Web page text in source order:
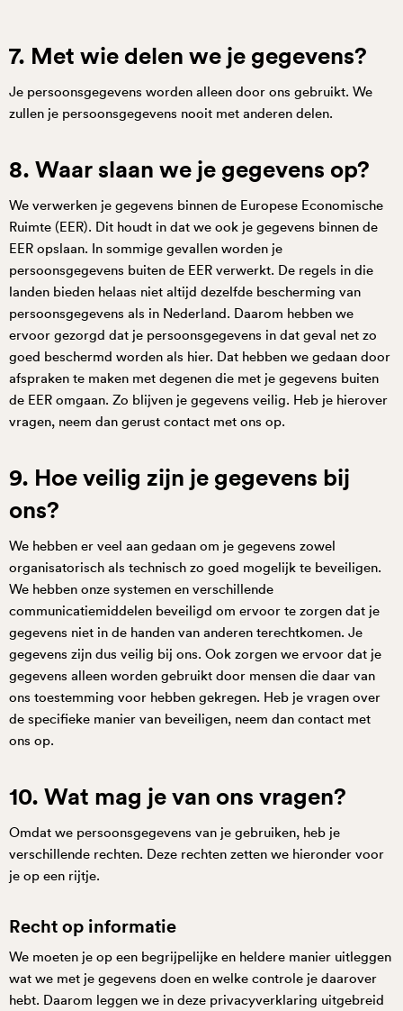
7. Met wie delen we je gegevens?
Je persoonsgegevens worden alleen door ons gebruikt. We
zullen je persoonsgegevens nooit met anderen delen.
8. Waar slaan we je gegevens op?
We verwerken je gegevens binnen de Europese Economische
Ruimte (EER). Dit houdt in dat we ook je gegevens binnen de
EER opslaan. In sommige gevallen worden je
persoonsgegevens buiten de EER verwerkt. De regels in die
landen bieden helaas niet altijd dezelfde bescherming van
persoonsgegevens als in Nederland. Daarom hebben we
ervoor gezorgd dat je persoonsgegevens in dat geval net zo
goed beschermd worden als hier. Dat hebben we gedaan door
afspraken te maken met degenen die met je gegevens buiten
de EER omgaan. Zo blijven je gegevens veilig. Heb je hierover
vragen, neem dan gerust contact met ons op.
9. Hoe veilig zijn je gegevens bij
ons?
We hebben er veel aan gedaan om je gegevens zowel
organisatorisch als technisch zo goed mogelijk te beveiligen.
We hebben onze systemen en verschillende
communicatiemiddelen beveiligd om ervoor te zorgen dat je
gegevens niet in de handen van anderen terechtkomen. Je
gegevens zijn dus veilig bij ons. Ook zorgen we ervoor dat je
gegevens alleen worden gebruikt door mensen die daar van
ons toestemming voor hebben gekregen. Heb je vragen over
de specifieke manier van beveiligen, neem dan contact met
ons op.
10. Wat mag je van ons vragen?
Omdat we persoonsgegevens van je gebruiken, heb je
verschillende rechten. Deze rechten zetten we hieronder voor
je op een rijtje.
Recht op informatie
We moeten je op een begrijpelijke en heldere manier uitleggen
wat we met je gegevens doen en welke controle je daarover
hebt. Daarom leggen we in deze privacyverklaring uitgebreid